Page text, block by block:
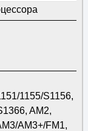
1155/S1156,
AM2,
AM3+/FM1,